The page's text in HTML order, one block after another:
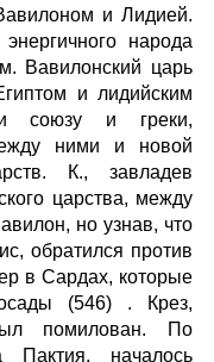
и Лидией.
народа
Вавилонский царь
и лидийским
союзу и греки,
ними и новой
К., завладев
царства, между
но узнав, что
обратился против
в Сардах, которые
(546) . Крез,
помилован. По
Пактия, началось